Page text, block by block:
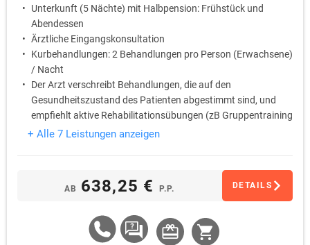
Unterkunft (5 Nächte) mit Halbpension: Frühstück und
Abendessen
Ärztliche Eingangskonsultation
Kurbehandlungen: 2 Behandlungen pro Person (Erwachsene)
/ Nacht
Der Arzt verschreibt Behandlungen, die auf den
Gesundheitszustand des Patienten abgestimmt sind, und
empfiehlt aktive Rehabilitationsübungen (zB Gruppentraining
oder Fitnesseinheiten)
+ Alle 7 Leistungen anzeigen
AB 638,25 € P.P. DETAILS